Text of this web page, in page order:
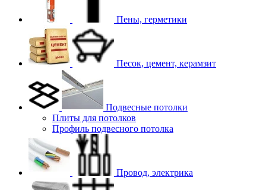
Пены, герметики
Песок, цемент, керамзит
Подвесные потолки
Плиты для потолков
Профиль подвесного потолка
Провод, электрика